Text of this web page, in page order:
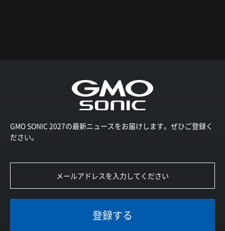
GMO SONIC 2027の最新ニュースをお届けします。ぜひご登録く
ださい。
登録する